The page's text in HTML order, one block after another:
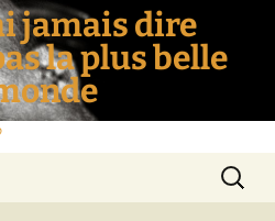
jamais dire
la plus belle